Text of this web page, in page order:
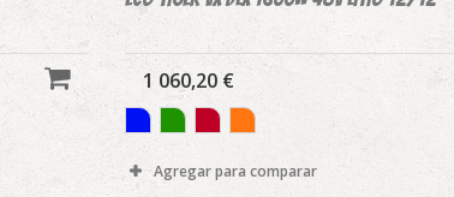
1 060,20 €
Agregar para comparar